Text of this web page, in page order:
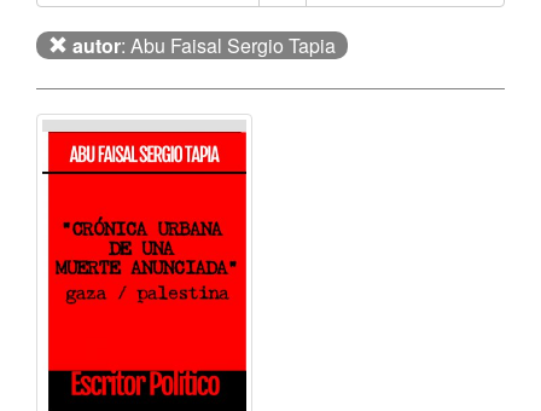
autor: Abu Faisal Sergio Tapia